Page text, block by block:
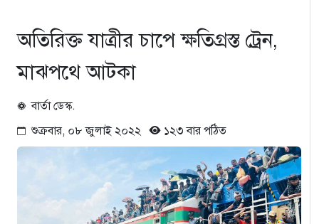
অতিরিক্ত ‍যাত্রীর চাপে ক্ষতিগ্রস্ত ট্রেন,
মাঝপথে আটকা
বার্তা ডেস্ক.
শুক্রবার, ০৮ জুলাই ২০২২
১২৩ বার পঠিত